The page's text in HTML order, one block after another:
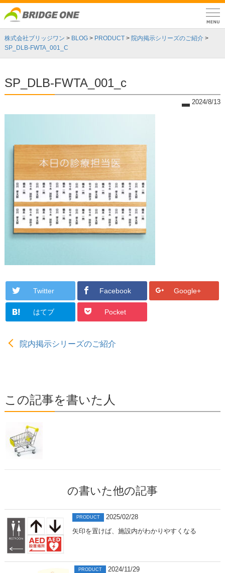
株式会社ブリッジワン > BLOG > PRODUCT > 院内掲示シリーズのご紹介 >
SP_DLB-FWTA_001_C
SP_DLB-FWTA_001_c
2024/8/13
Twitter Facebook Google+
はてブ Pocket
院内掲示シリーズのご紹介
この記事を書いた人
の書いた他の記事
PRODUCT
2025/02/28
矢印を置けば、施設内がわかりやすくなる
PRODUCT
2024/11/29